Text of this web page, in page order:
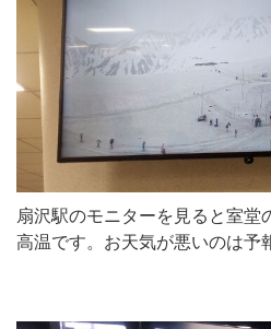
扇沢駅のモニターを見ると室
高温です。お天気が悪いのは予